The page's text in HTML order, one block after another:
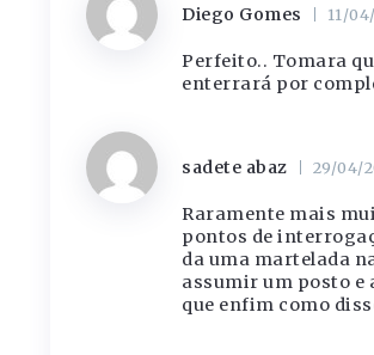
Diego Gomes 11/
Perfeito.. Tomara
enterrará por
sadete abaz 29/04/
Raramente mais
pontos de
da uma martelada
assumir um posto e
que enfim como